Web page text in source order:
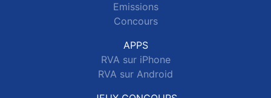
Emissions
Concours
APPS
RVA sur iPhone
RVA sur Android